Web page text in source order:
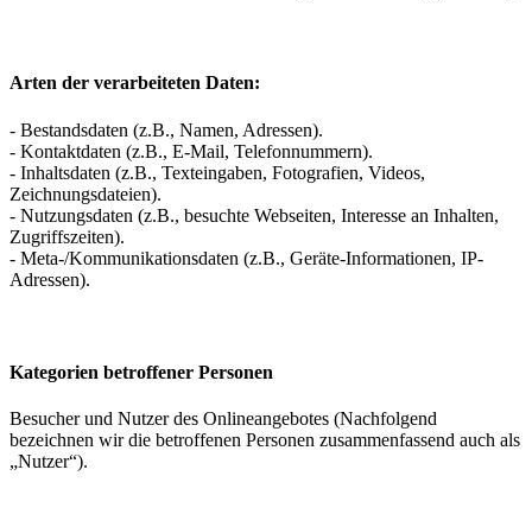
Arten der verarbeiteten Daten:
- Bestandsdaten (z.B., Namen, Adressen).
- Kontaktdaten (z.B., E-Mail, Telefonnummern).
- Inhaltsdaten (z.B., Texteingaben, Fotografien, Videos,
Zeichnungsdateien).
- Nutzungsdaten (z.B., besuchte Webseiten, Interesse an Inhalten,
Zugriffszeiten).
- Meta-/Kommunikationsdaten (z.B., Geräte-Informationen, IP-
Adressen).
Kategorien betroffener Personen
Besucher und Nutzer des Onlineangebotes (Nachfolgend
bezeichnen wir die betroffenen Personen zusammenfassend auch als
„Nutzer“).